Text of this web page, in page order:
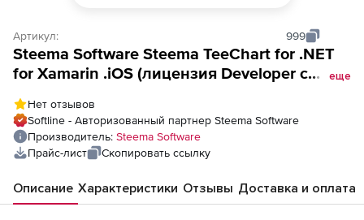
Артикул: 999
Steema Software Steema TeeChart for .NET
for Xamarin .iOS (лицензия Developer с
пользователь. Версия с исходным кодом
еще
Нет отзывов
Softline - Авторизованный партнер Steema Software
Производитель: Steema Software
Прайс-лист
Скопировать ссылку
Описание Характеристики Отзывы Доставка и оплата